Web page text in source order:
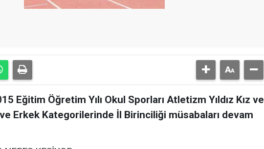
Eğitim Öğretim Yılı Okul Sporları Atletizm Yıldız Kız ve
Erkek Kategorilerinde İl Birinciliği müsabaları devam